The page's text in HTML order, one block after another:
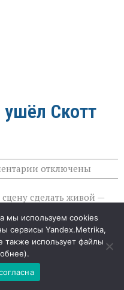
Скотт
к
записи
умел
второстепенное
незабываемым»:
ушёл
отключены
сделать живой —
Хайлендс, подтвердив
Скотта Хайлендса.
на пять с
83 лет, оставив
зрители
мы используем cookies
сервисы Yandex.Metrika,
также использует файлы
).